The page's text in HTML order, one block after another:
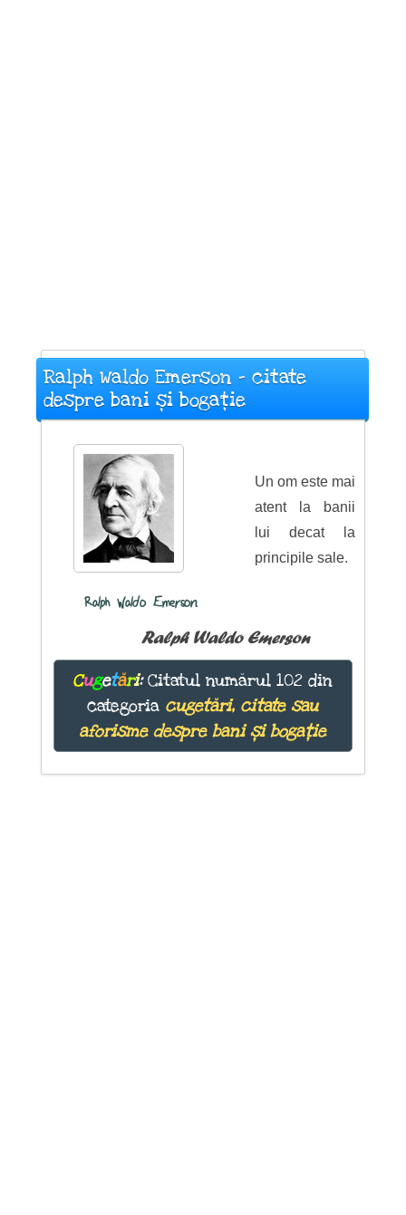
Ralph Waldo Emerson - citate
despre bani și bogație
Ralph Waldo Emerson
Un om este mai
atent la banii
lui decat la
principile sale.
Ralph Waldo Emerson
Cugetări:Citatul numărul 102 din
categoria cugetări, citate sau
aforisme despre bani și bogație